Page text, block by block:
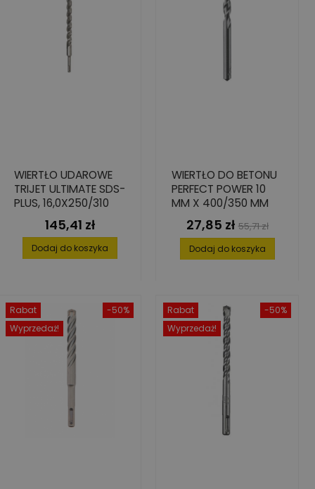
WIERTŁO UDAROWE
TRIJET ULTIMATE SDS-
PLUS, 16,0X250/310
Cena
145,41 zł
Dodaj do koszyka
WIERTŁO DO BETONU
PERFECT POWER 10
MM X 400/350 MM
Cena
27,85 zł Cena
podstawowa
55,71 zł
Dodaj do koszyka
-50%
Rabat
Wyprzedaż!
-50%
Rabat
Wyprzedaż!